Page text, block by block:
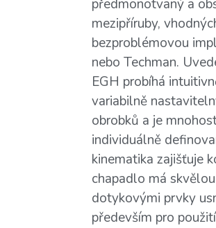
předmonotvaný a
mezipříruby,
bezproblémovou
nebo Techman.
EGH probíhá
variabilně
obrobků a je
individuálně
kinematika zajišťuje
chapadlo má
dotykovými prvky
především pro